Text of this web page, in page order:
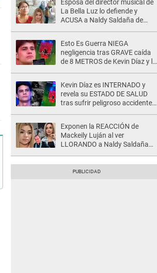
Esposa del director musical de
La Bella Luz lo defiende y
ACUSA a Naldy Saldaña de
Esto Es Guerra NIEGA
negligencia tras GRAVE caída
de 8 METROS de Kevin Díaz y lo
Kevin Díaz es INTERNADO y
revela su ESTADO DE SALUD
tras sufrir peligroso accidente
Exponen la REACCIÓN de
Mackeily Luján al ver
LLORANDO a Naldy Saldaña